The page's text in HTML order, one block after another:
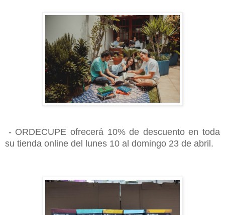
- ORDECUPE ofrecerá 10% de descuento en toda
su tienda online del lunes 10 al domingo 23 de abril.